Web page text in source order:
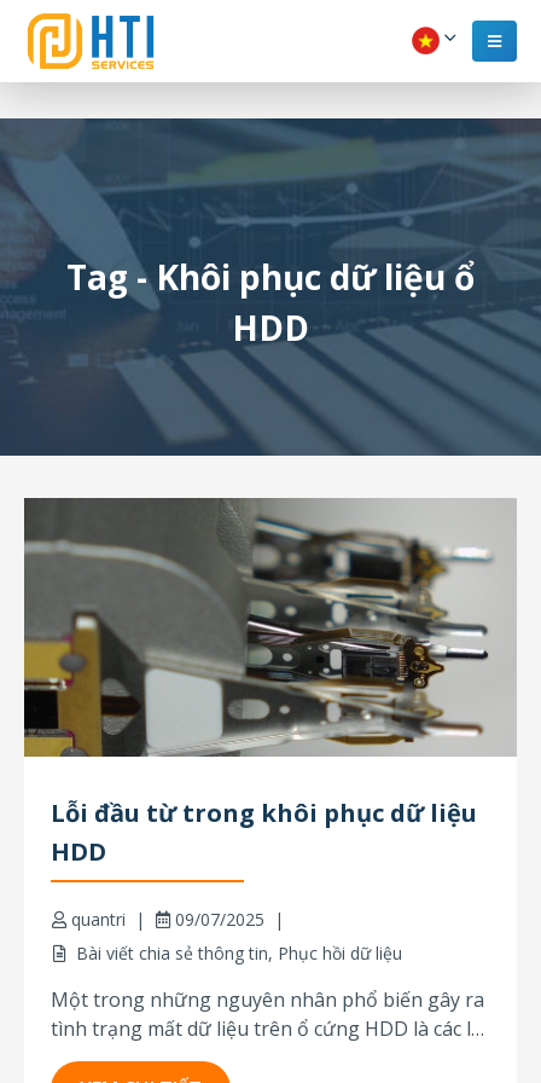
Tag - Khôi phục dữ liệu ổ
HDD
Lỗi đầu từ trong khôi phục dữ liệu
HDD
quantri
09/07/2025
Bài viết chia sẻ thông tin, Phục hồi dữ liệu
Một trong những nguyên nhân phổ biến gây ra
tình trạng mất dữ liệu trên ổ cứng HDD là các lỗi
liên quan đến đầu đọc/ghi từ tính. Những lỗi